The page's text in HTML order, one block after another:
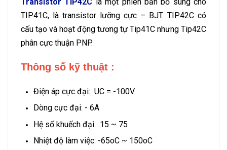
TIP41C, là transistor lưỡng cực – BJT. TIP42C có
cấu tạo và hoạt động tương tự Tip41C nhưng Tip42C
phân cực thuận PNP.
Thông số kỹ thuật :
Điện áp cực đại: UC = -100V
Dòng cực đại: - 6A
Hệ số khuếch đại: 15 ~ 75
Nhiệt độ làm việc: -65oC ~ 150oC